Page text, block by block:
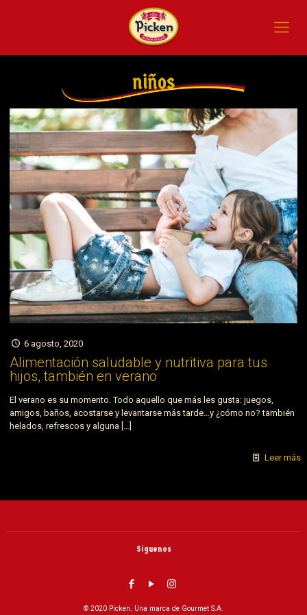
niños
6 agosto, 2020
Alimentación saludable y nutritiva para tus
hijos, también en verano
El verano es su momento. Todo aquello que más les gusta: juegos,
amigos, baños, acostarse y levantarse más tarde…y ¿cómo no? también
helados, refrescos y alguna […]
Leer más
Siguenos
© 2020 Picken. Una marca de Gourmet S.A.